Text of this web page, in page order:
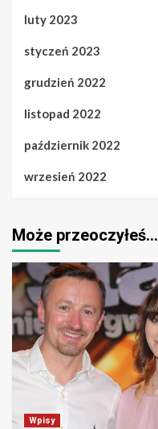
luty 2023
styczeń 2023
grudzień 2022
listopad 2022
październik 2022
wrzesień 2022
Może przeoczyłeś…
Wpisy